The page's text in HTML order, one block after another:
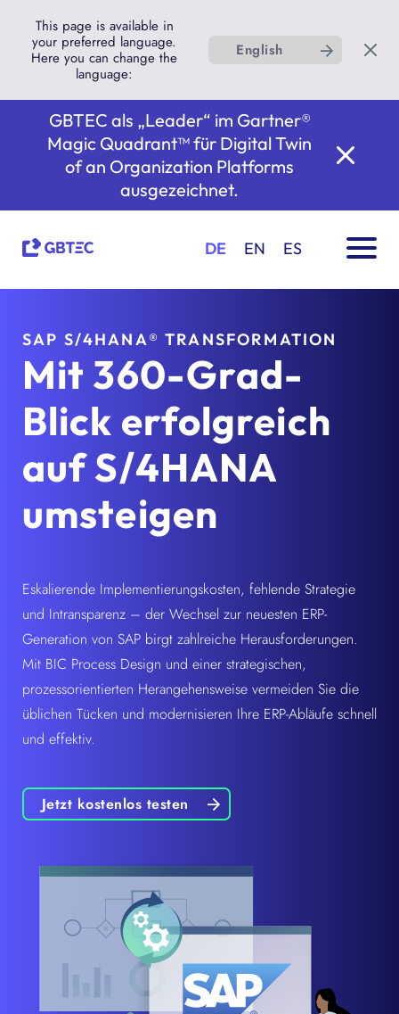
This page is available in
your preferred language.
Here you can change the
language:
English
GBTEC als „Leader“ im Gartner®
Magic Quadrant™ für Digital Twin
of an Organization Platforms
ausgezeichnet.
DE EN ES
SAP S/4HANA® TRANSFORMATION
Mit 360-Grad-
Blick erfolgreich
auf S/4HANA
umsteigen
Eskalierende Implementierungskosten, fehlende Strategie
und Intransparenz – der Wechsel zur neuesten ERP-
Generation von SAP birgt zahlreiche Herausforderungen.
Mit BIC Process Design und einer strategischen,
prozessorientierten Herangehensweise vermeiden Sie die
üblichen Tücken und modernisieren Ihre ERP-Abläufe schnell
und effektiv.
Jetzt kostenlos testen